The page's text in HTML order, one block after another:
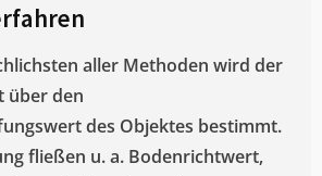
aller Methoden wird der
über den
des Objektes bestimmt.
fließen u. a. Bodenrichtwert,